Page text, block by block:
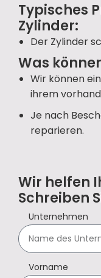
Typisches
Zylinder:
Der Zylinder
Was
Wir können
ihrem
Je nach
reparieren.
Wir helfen
Schreiben
Unternehmen
Vorname